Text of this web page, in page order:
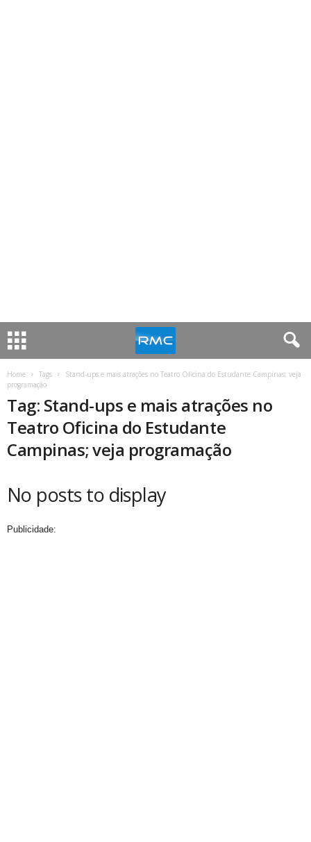
Home Tags
Stand-ups e mais atrações no Teatro Oficina do Estudante Campinas; veja
programação
Tag: Stand-ups e mais atrações no
Teatro Oficina do Estudante
Campinas; veja programação
No posts to display
Publicidade: